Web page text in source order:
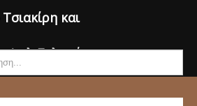
και
Διπλ. Πολιτικός